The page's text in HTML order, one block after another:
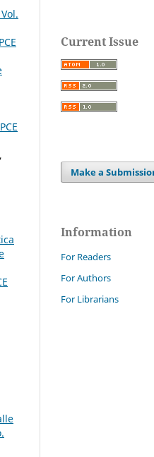
,
Current Issue
Make a
Information
For Readers
For Authors
For Librarians